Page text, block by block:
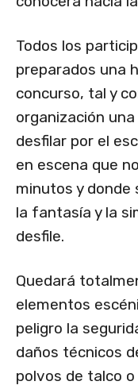
Todos los
preparados una
concurso, tal y
organización
desfilar por el
en escena que
minutos y donde
la fantasía y la
desfile.
Quedará
elementos
peligro la
daños técnicos
polvos de talco